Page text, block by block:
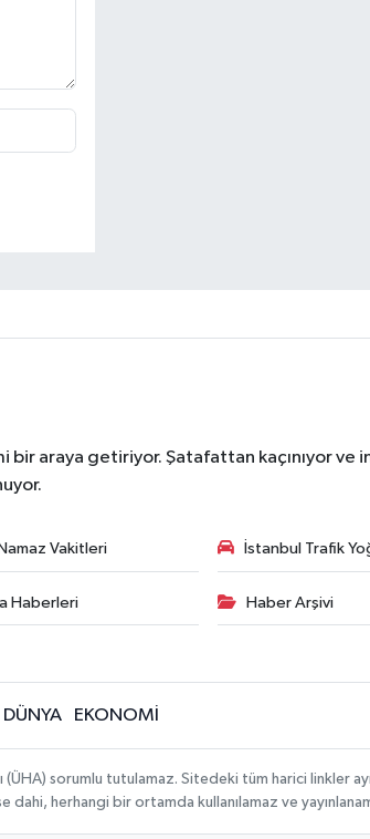
araya getiriyor. Şatafattan kaçınıyor ve
Vakitleri İstanbul Trafik
Haberleri Haber Arşivi
DÜNYA EKONOMİ
sorumlu tutulamaz. Sitedeki tüm harici linkler
dahi, herhangi bir ortamda kullanılamaz ve